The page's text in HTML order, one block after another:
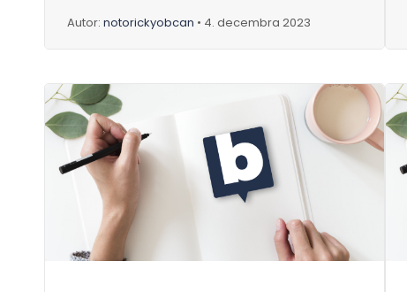
Autor: notorickyobcan • 4. decembra 2023